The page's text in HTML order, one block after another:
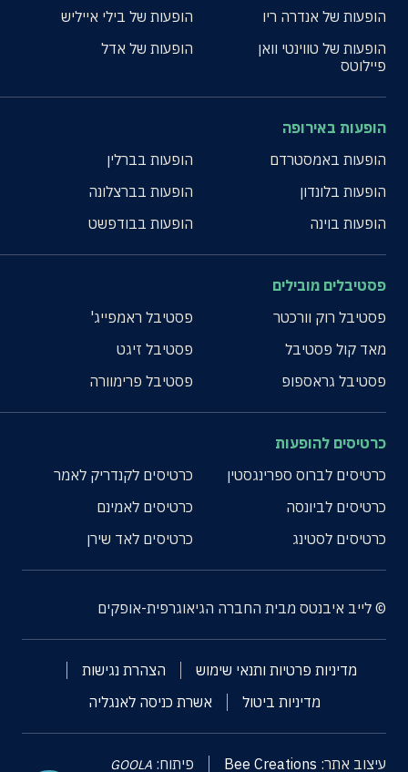
הופעות של אנדרה ריו
הופעות של בילי אייליש
הופעות של טווינטי וואן
פיילוטס
הופעות של אדל
הופעות באירופה
הופעות באמסטרדם
הופעות בברלין
הופעות בלונדון
הופעות בברצלונה
הופעות בוינה
הופעות בבודפשט
פסטיבלים מובילים
פסטיבל רוק וורכטר
פסטיבל ראמפייג'
מאד קול פסטיבל
פסטיבל זיגט
פסטיבל גראספופ
פסטיבל פרימוורה
כרטיסים להופעות
כרטיסים לברוס ספרינגסטין
כרטיסים לקנדריק לאמר
כרטיסים לביונסה
כרטיסים לאמינם
כרטיסים לסטינג
כרטיסים לאד שירן
© לייב איבנטס מבית החברה הגיאוגרפית-אופקים
מדיניות פרטיות ותנאי שימוש
הצהרת נגישות
מדיניות ביטול
אשרת כניסה לאנגליה
עיצוב אתר: Bee Creations פיתוח: GOOLA